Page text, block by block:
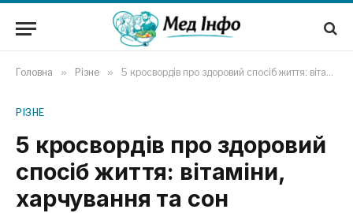
Головна » Різне » 5 кросвордів про здоровий спосіб життя: вітаміни, харчування та сон
РІЗНЕ
5 кросвордів про здоровий
спосіб життя: вітаміни,
харчування та сон